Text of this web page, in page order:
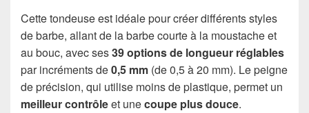
Cette tondeuse est idéale pour créer différents styles
de barbe, allant de la barbe courte à la moustache et
au bouc, avec ses39 options de longueur réglables
par incréments de0,5 mm (de 0,5 à 20 mm). Le peigne
de précision, qui utilise moins de plastique, permet un
meilleur contrôleet unecoupe plus douce.